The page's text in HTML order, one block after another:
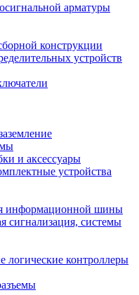
арматуры
конструкции
устройств
и аксессуары
устройства
информационной шины
сигнализация, системы
логические контроллеры